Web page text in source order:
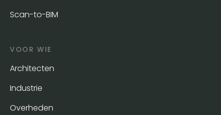
Scan-to-BIM
VOOR WIE
Architecten
Industrie
Overheden